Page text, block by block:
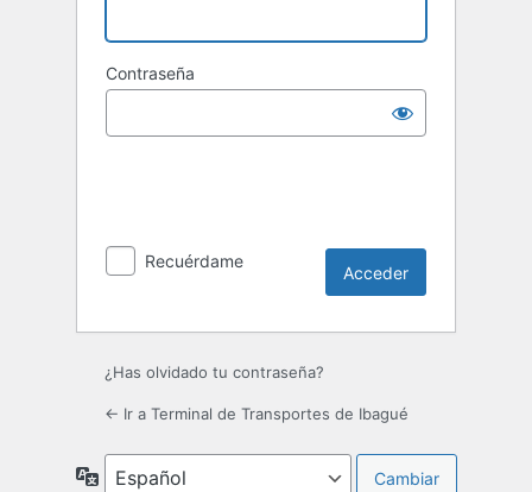
Contraseña
Recuérdame
¿Has olvidado tu contraseña?
← Ir a Terminal de Transportes de Ibagué
Idioma